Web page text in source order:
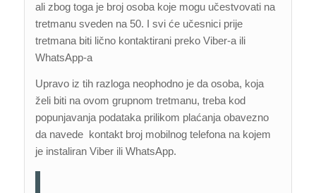
ali zbog toga je broj osoba koje mogu učestvovati na
tretmanu sveden na 50. I svi će učesnici prije
tretmana biti lično kontaktirani preko Viber-a ili
WhatsApp-a
Upravo iz tih razloga neophodno je da osoba, koja
želi biti na ovom grupnom tretmanu, treba kod
popunjavanja podataka prilikom plaćanja obavezno
da navede kontakt broj mobilnog telefona na kojem
je instaliran Viber ili WhatsApp.